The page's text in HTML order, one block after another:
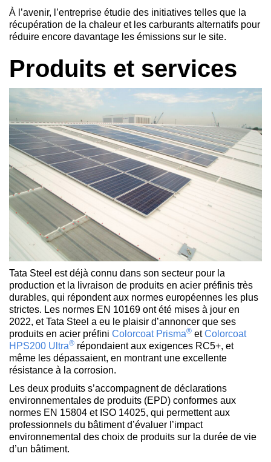
À l’avenir, l’entreprise étudie des initiatives telles que la
récupération de la chaleur et les carburants alternatifs pour
réduire encore davantage les émissions sur le site.
Produits et services
Tata Steel est déjà connu dans son secteur pour la
production et la livraison de produits en acier préfinis très
durables, qui répondent aux normes européennes les plus
strictes. Les normes EN 10169 ont été mises à jour en
2022, et Tata Steel a eu le plaisir d’annoncer que ses
produits en acier préfini Colorcoat Prisma® etColorcoat
HPS200 Ultra® répondaient aux exigences RC5+, et
même les dépassaient, en montrant une excellente
résistance à la corrosion.
Les deux produits s’accompagnent de déclarations
environnementales de produits (EPD) conformes aux
normes EN 15804 et ISO 14025, qui permettent aux
professionnels du bâtiment d’évaluer l’impact
environnemental des choix de produits sur la durée de vie
d’un bâtiment.